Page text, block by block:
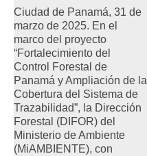
Ciudad de Panamá, 31 de
marzo de 2025. En el
marco del proyecto
“Fortalecimiento del
Control Forestal de
Panamá y Ampliación de la
Cobertura del Sistema de
Trazabilidad”, la Dirección
Forestal (DIFOR) del
Ministerio de Ambiente
(MiAMBIENTE), con